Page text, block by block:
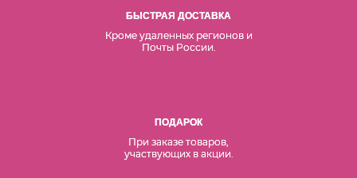
БЫСТРАЯ ДОСТАВКА
Кроме удаленных регионов и
Почты России.
ПОДАРОК
При заказе товаров,
участвующих в акции.